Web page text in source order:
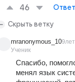
46
Скрыть ветку
mranonymous_10
Ученик
9лет
Спасибо,
менял язык